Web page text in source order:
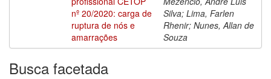
nº 20/2020: carga de
ruptura de nós e
amarrações
Silva; Lima, Farlen
Rhenir; Nunes, Allan de
Souza
Busca facetada